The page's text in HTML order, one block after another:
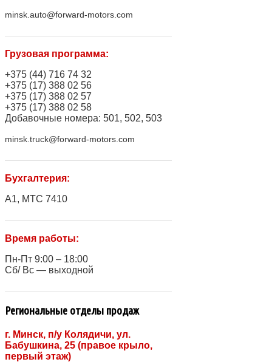
minsk.auto@forward-motors.com
Грузовая программа:
+375 (44) 716 74 32
+375 (17) 388 02 56
+375 (17) 388 02 57
+375 (17) 388 02 58
Добавочные номера: 501, 502, 503
minsk.truck@forward-motors.com
Бухгалтерия:
A1, МТС 7410
Время работы:
Пн-Пт 9:00 – 18:00
Сб/ Вс — выходной
Региональные отделы продаж
г. Минск, п/у Колядичи, ул.
Бабушкина, 25 (правое крыло,
первый этаж)